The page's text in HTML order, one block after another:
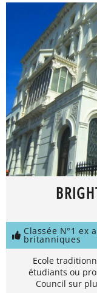
Classée N°1 ex
britanniques
Ecole
étudiants ou
Council sur